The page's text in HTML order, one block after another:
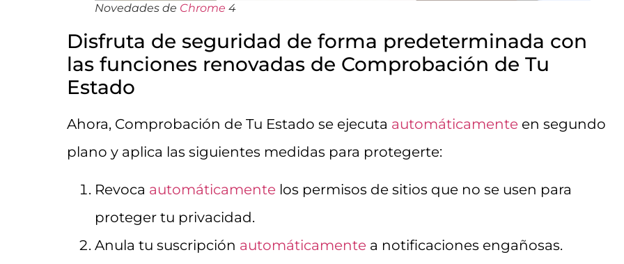
Novedades de Chrome 4
Disfruta de seguridad de forma predeterminada con
las funciones renovadas de Comprobación de Tu
Estado
Ahora, Comprobación de Tu Estado se ejecuta automáticamente en segundo
plano y aplica las siguientes medidas para protegerte:
Revoca automáticamente los permisos de sitios que no se usen para
proteger tu privacidad.
Anula tu suscripción automáticamente a notificaciones engañosas.